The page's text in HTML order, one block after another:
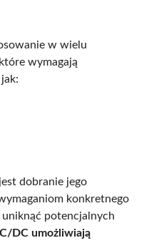
w wielu
wymagają
dobranie jego
konkretnego
uniknąć potencjalnych
DC umożliwiają